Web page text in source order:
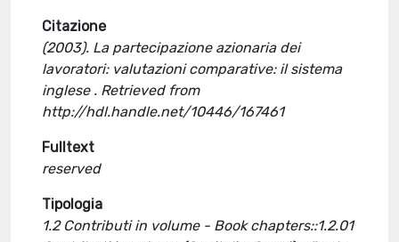
Citazione
(2003). La partecipazione azionaria dei
lavoratori: valutazioni comparative: il sistema
inglese . Retrieved from
http://hdl.handle.net/10446/167461
Fulltext
reserved
Tipologia
1.2 Contributi in volume - Book chapters::1.2.01